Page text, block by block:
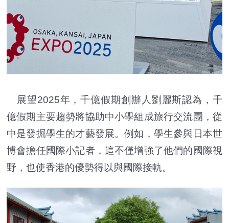
展望2025年，千億假期創辦人劉麗斯認為，千
億假期主要趨勢將協助中小學組成旅行交流團，從
中是發掘學生的才藝發展。例如，學生參與日本世
博會擔任國際小記者，這不僅增強了他們的國際視
野，也使香港的優勢得以與國際接軌。